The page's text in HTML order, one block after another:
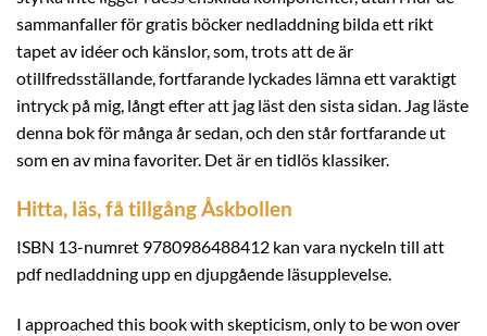
sammanfaller för gratis böcker nedladdning bilda ett rikt
tapet av idéer och känslor, som, trots att de är
otillfredsställande, fortfarande lyckades lämna ett varaktigt
intryck på mig, långt efter att jag läst den sista sidan. Jag läste
denna bok för många år sedan, och den står fortfarande ut
som en av mina favoriter. Det är en tidlös klassiker.
Hitta, läs, få tillgång Åskbollen
ISBN 13-numret 9780986488412 kan vara nyckeln till att
pdf nedladdning upp en djupgående läsupplevelse.
I approached this book with skepticism, only to be won over